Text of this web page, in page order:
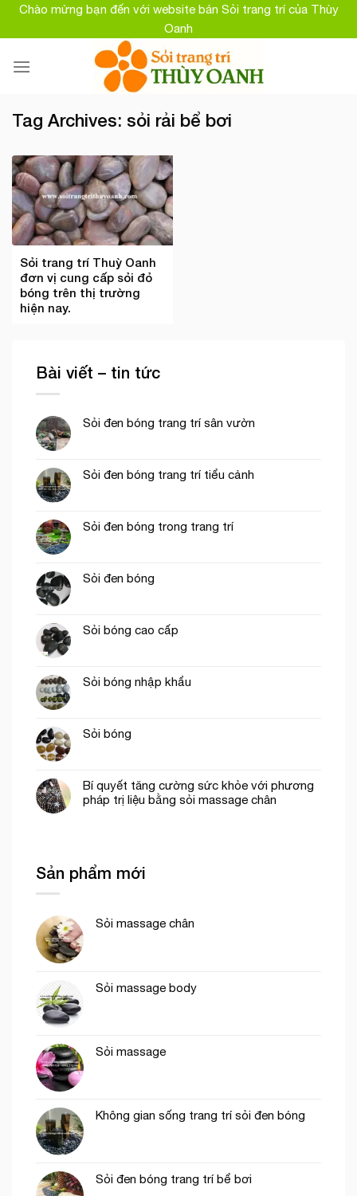
SkipChào mừng bạn đến với website bán Sỏi trang trí của Thùy
Oanh
Tag Archives: sỏi rải bể bơi
Sỏi trang trí Thuỳ Oanh
đơn vị cung cấp sỏi đỏ
bóng trên thị trường
hiện nay.
Bài viết – tin tức
Sỏi đen bóng trang trí sân vườn
Sỏi đen bóng trang trí tiểu cảnh
Sỏi đen bóng trong trang trí
Sỏi đen bóng
Sỏi bóng cao cấp
Sỏi bóng nhập khẩu
Sỏi bóng
Bí quyết tăng cường sức khỏe với phương
pháp trị liệu bằng sỏi massage chân
Sản phẩm mới
Sỏi massage chân
Sỏi massage body
Sỏi massage
Không gian sống trang trí sỏi đen bóng
Sỏi đen bóng trang trí bể bơi